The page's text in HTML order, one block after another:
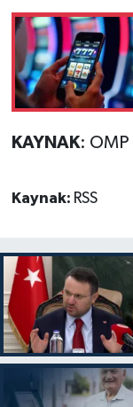
KAYNAK: OMP
Kaynak: RSS